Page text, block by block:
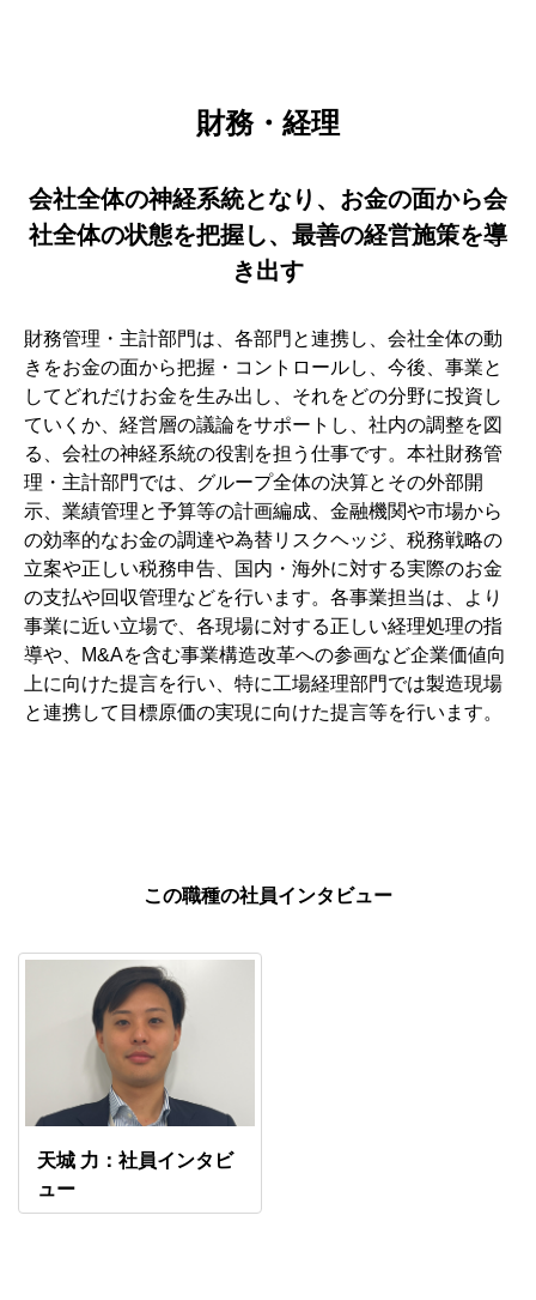
財務・経理
会社全体の神経系統となり、お金の面から会
社全体の状態を把握し、最善の経営施策を導
き出す
財務管理・主計部門は、各部門と連携し、会社全体の動
きをお金の面から把握・コントロールし、今後、事業と
してどれだけお金を生み出し、それをどの分野に投資し
ていくか、経営層の議論をサポートし、社内の調整を図
る、会社の神経系統の役割を担う仕事です。本社財務管
理・主計部門では、グループ全体の決算とその外部開
示、業績管理と予算等の計画編成、金融機関や市場から
の効率的なお金の調達や為替リスクヘッジ、税務戦略の
立案や正しい税務申告、国内・海外に対する実際のお金
の支払や回収管理などを行います。各事業担当は、より
事業に近い立場で、各現場に対する正しい経理処理の指
導や、M&Aを含む事業構造改革への参画など企業価値向
上に向けた提言を行い、特に工場経理部門では製造現場
と連携して目標原価の実現に向けた提言等を行います。
この職種の社員インタビュー
天城 力：社員インタビ
ュー